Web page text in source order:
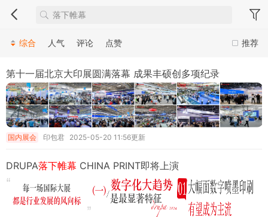
推荐
综合 人气 评论 点赞
第十一届北京大印展圆满落幕 成果丰硕创多项纪录
国内展会 印包君 2025-05-20 11:56更新
DRUPA落下帷幕 CHINA PRINT即将上演